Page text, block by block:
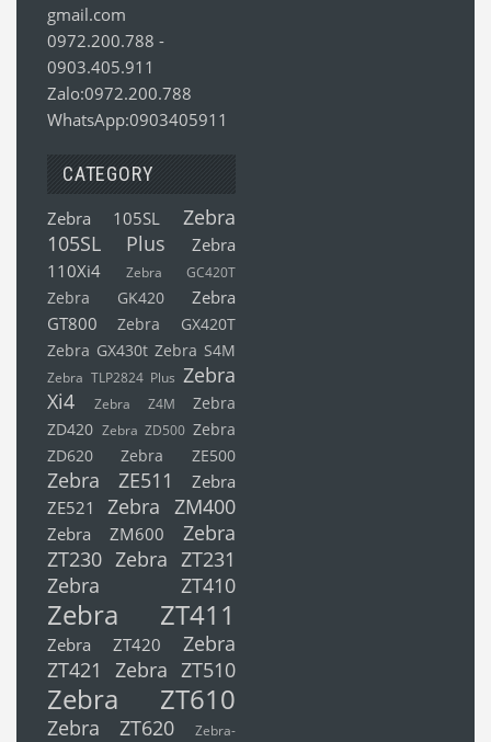
gmail.com
0972.200.788 -
0903.405.911
Zalo:0972.200.788
WhatsApp:0903405911
CATEGORY
Zebra 105SL
Zebra
105SL Plus
Zebra
110Xi4
Zebra GC420T
Zebra GK420
Zebra
GT800
Zebra GX420T
Zebra GX430t Zebra S4M
Zebra TLP2824 Plus Zebra
Xi4
Zebra Z4M
Zebra
ZD420 Zebra ZD500 Zebra
ZD620
Zebra ZE500
Zebra ZE511
Zebra
ZE521
Zebra ZM400
Zebra ZM600
Zebra
ZT230 Zebra ZT231
Zebra ZT410
Zebra ZT411
Zebra ZT420
Zebra
ZT421
Zebra ZT510
Zebra ZT610
Zebra ZT620
Zebra-